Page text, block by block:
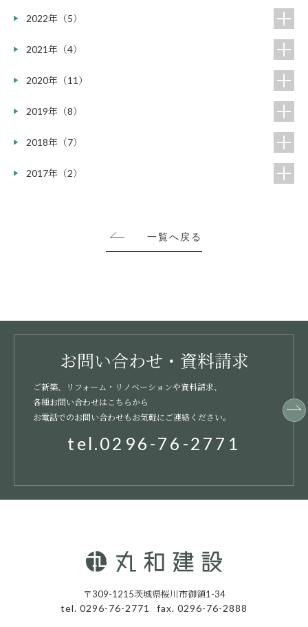
2022年（5）
2021年（4）
2020年（11）
2019年（8）
2018年（7）
2017年（2）
一覧へ戻る
お問い合わせ・資料請求
ご新築、リフォーム・リノベーションや資料請求、
各種お問い合わせはこちらから
お電話でのお問い合わせもお気軽にご連絡ください。
tel.0296-76-2771
〒309-1215茨城県桜川市御領1-34
tel. 0296-76-2771 fax. 0296-76-2888